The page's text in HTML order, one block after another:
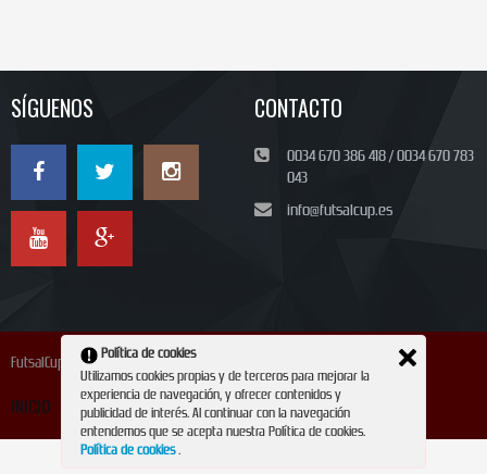
SÍGUENOS CONTACTO
0034 670 386 418 / 0034 670 783
043
info@futsalcup.es
FutsalCup 2024
INICIO INSCRIPCIÓN CONTACTO REVISTA
Política de cookies
Utilizamos cookies propias y de terceros para mejorar la
experiencia de navegación, y ofrecer contenidos y
publicidad de interés. Al continuar con la navegación
entendemos que se acepta nuestra Política de cookies.
Política de cookies.